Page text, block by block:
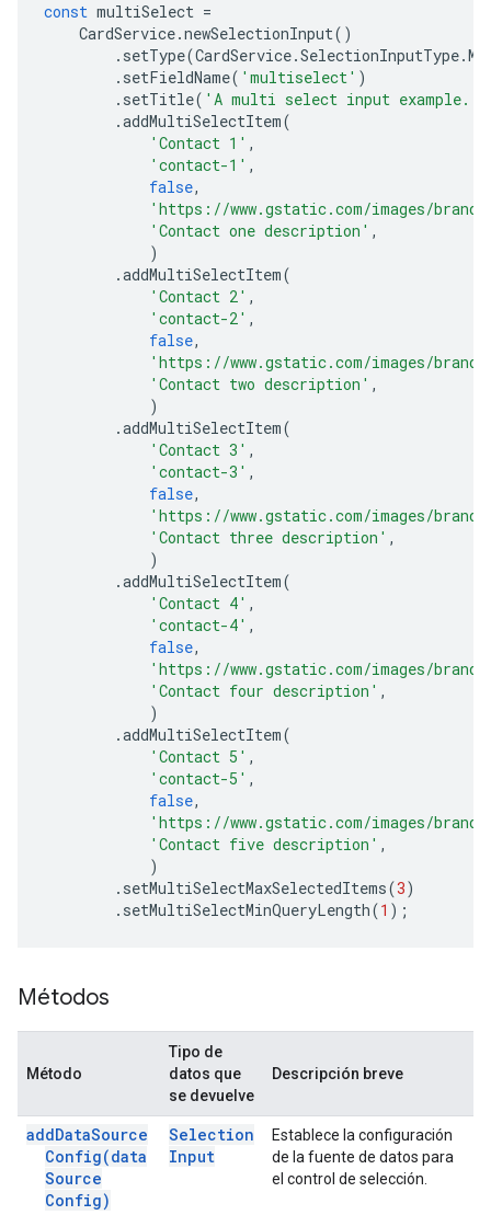
const multiSelect =
CardService.newSelectionInput()
. setType(CardService.SelectionInputType.
. setFieldName( 'multiselect' )
. setTitle( 'A multi select input example.'
.addMultiSelectItem(
'Contact 1' ,
'contact-1' ,
false,
'https://www.gstatic.com/images/
'Contact one description' ,
)
.addMultiSelectItem(
'Contact 2' ,
'contact-2' ,
false,
'https://www.gstatic.com/images/
'Contact two description' ,
)
.addMultiSelectItem(
'Contact 3' ,
'contact-3' ,
false,
'https://www.gstatic.com/images/
'Contact three description' ,
)
.addMultiSelectItem(
'Contact 4' ,
'contact-4' ,
false,
'https://www.gstatic.com/images/
'Contact four description' ,
)
.addMultiSelectItem(
'Contact 5' ,
'contact-5' ,
false,
'https://www.gstatic.com/images/
'Contact five description' ,
)
. setMultiSelectMaxSelectedItems(3)
. setMultiSelectMinQueryLength(1 );
Métodos
Método
Tipo de
datos que
se devuelve
Descripción breve
addDataSource
Config(data
Source
Config)
Selection
Input
Establece la configuración
de la fuente de datos para
el control de selección.